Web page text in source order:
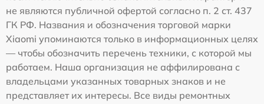
не являются публичной офертой согласно п. 2 ст. 437
ГК РФ. Названия и обозначения торговой марки
Xiaomi упоминаются только в информационных целях
— чтобы обозначить перечень техники, с которой мы
работаем. Наша организация не аффилирована с
владельцами указанных товарных знаков и не
представляет их интересы. Все виды ремонтных